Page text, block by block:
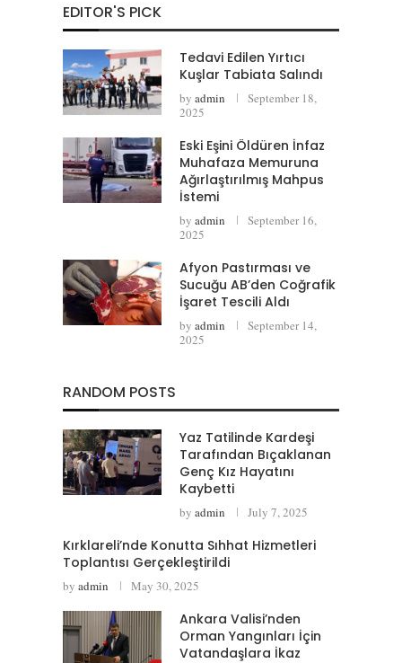
EDITOR'S PICK
Tedavi Edilen Yırtıcı
Kuşlar Tabiata Salındı
by admin
September 18,
2025
Eski Eşini Öldüren İnfaz
Muhafaza Memuruna
Ağırlaştırılmış Mahpus
İstemi
by admin
September 16,
2025
Afyon Pastırması ve
Sucuğu AB’den Coğrafik
İşaret Tescili Aldı
by admin
September 14,
2025
RANDOM POSTS
Yaz Tatilinde Kardeşi
Tarafından Bıçaklanan
Genç Kız Hayatını
Kaybetti
by admin July 7, 2025
Kırklareli’nde Konutta Sıhhat Hizmetleri
Toplantısı Gerçekleştirildi
by admin May 30, 2025
Ankara Valisi’nden
Orman Yangınları İçin
Vatandaşlara İkaz